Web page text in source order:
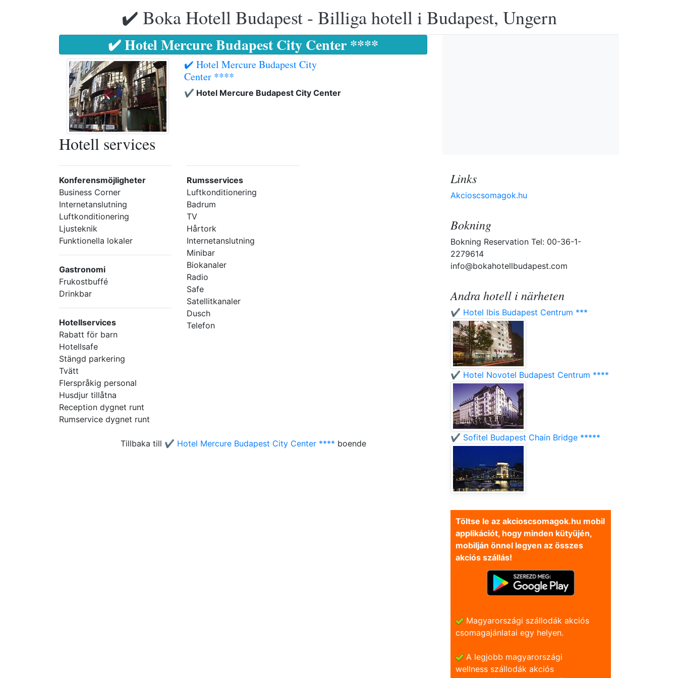
✔️ Boka Hotell Budapest - Billiga hotell i Budapest, Ungern
✔️ Hotel Mercure Budapest City Center ****
✔️ Hotel Mercure Budapest City
Center ****
✔️ Hotel Mercure Budapest City Center
Hotell services
Konferensmöjligheter
Business Corner
Internetanslutning
Luftkonditionering
Ljusteknik
Funktionella lokaler
Gastronomi
Frukostbuffé
Drinkbar
Hotellservices
Rabatt för barn
Hotellsafe
Stängd parkering
Tvätt
Flerspråkig personal
Husdjur tillåtna
Reception dygnet runt
Rumservice dygnet runt
Rumsservices
Luftkonditionering
Badrum
TV
Hårtork
Internetanslutning
Minibar
Biokanaler
Radio
Safe
Satellitkanaler
Dusch
Telefon
Tillbaka till ✔️ Hotel Mercure Budapest City Center **** boende
Links
Akcioscsomagok.hu
Bokning
Bokning Reservation Tel: 00-36-1-
2279614
info@bokahotellbudapest.com
Andra hotell i närheten
✔️ Hotel Ibis Budapest Centrum ***
✔️ Hotel Novotel Budapest Centrum ****
✔️ Sofitel Budapest Chain Bridge *****
Töltse le az akcioscsomagok.hu mobil
applikációt, hogy minden kütyüjén,
mobilján önnel legyen az összes
akciós szállás!
Magyarországi szállodák akciós
csomagajánlatai egy helyen.
A legjobb magyarországi
wellness szállodák akciós